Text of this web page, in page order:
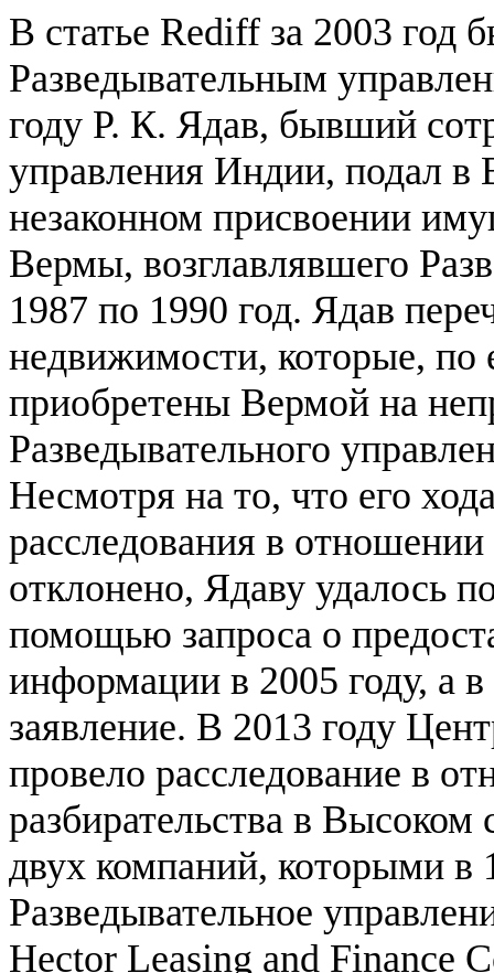
В статье Rediff за 2003 год
Разведывательным
году Р. К. Ядав, бывший
управления Индии, подал в
незаконном присвоении
Вермы, возглавлявшего
1987 по 1990 год. Ядав
недвижимости, которые, по
приобретены Вермой на
Разведывательного
Несмотря на то, что его
расследования в
отклонено, Ядаву удалось
помощью запроса о
информации в 2005 году, а
заявление. В 2013 году
провело расследование в
разбирательства в
двух компаний, которыми в
Разведывательное
Hector Leasing and Finance